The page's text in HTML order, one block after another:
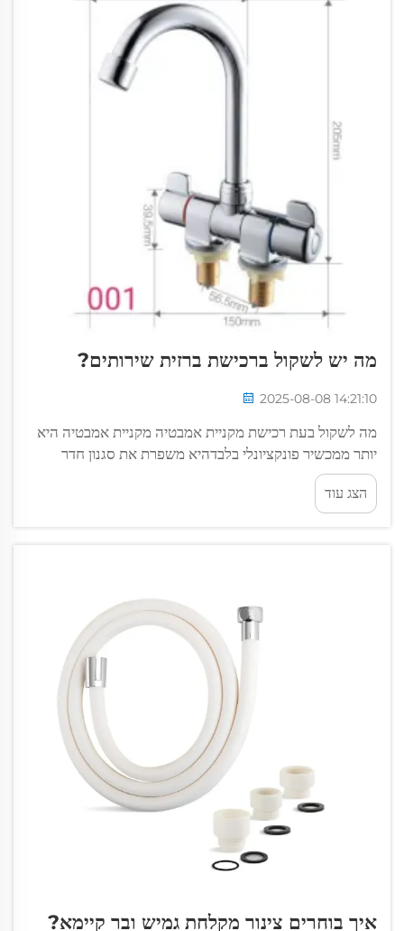
מה יש לשקול ברכישת ברזית שירותים?
2025-08-08 14:21:10
מה לשקול בעת רכישת מקניית אמבטיה מקניית אמבטיה היא
יותר ממכשיר פונקציונלי בלבדהיא משפרת את סגנון חדר
האמבטיה שלך, משפיעה על צריכת המים, ומשפיעה על
הנוחות היומיומית. עם כל כך הרבה אפשרויות זמינות, לבחור
את הנכון...
הצג עוד
איך בוחרים צינור מקלחת גמיש ובר קיימא?